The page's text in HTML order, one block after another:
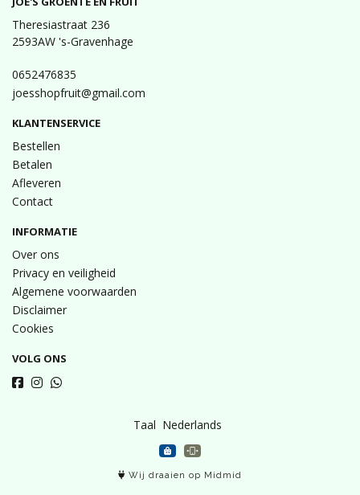
Theresiastraat 236
2593AW 's-Gravenhage
0652476835
joesshopfruit@gmail.com
KLANTENSERVICE
Bestellen
Betalen
Afleveren
Contact
INFORMATIE
Over ons
Privacy en veiligheid
Algemene voorwaarden
Disclaimer
Cookies
VOLG ONS
Taal
Wij draaien op Midmid